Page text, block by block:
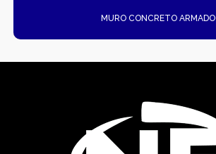
MURO CONCRETO ARMADO